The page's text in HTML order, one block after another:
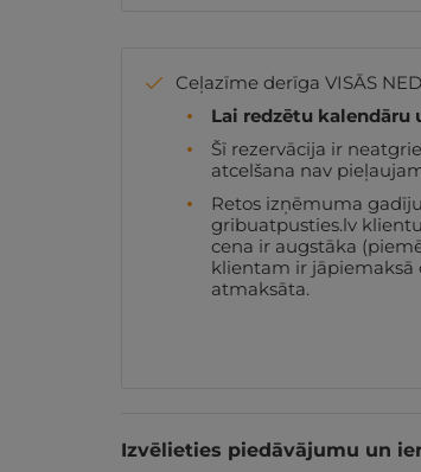
Ceļazīme derīga VISĀS
Lai redzētu
Šī rezervācija ir
atcelšana nav
Retos izņēmuma
gribuatpusties.lv
cena ir augstāka
klientam ir jāpiemaksā
atmaksāta.
Izvēlieties piedāvājumu un